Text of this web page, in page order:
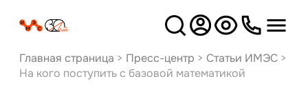
Версия
для слабовидящих
Главная страница > Пресс-центр > Статьи ИМЭС>
На кого поступить с базовой математикой